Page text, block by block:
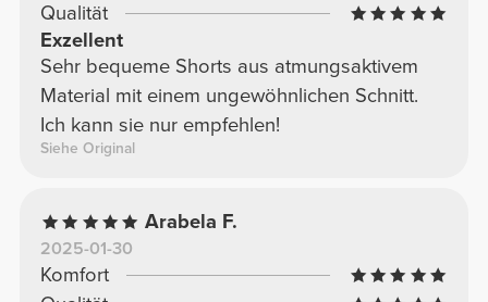
Qualität
Exzellent
Sehr bequeme Shorts aus atmungsaktivem
Material mit einem ungewöhnlichen Schnitt.
Ich kann sie nur empfehlen!
Siehe Original
Arabela F.
2025-01-30
Komfort